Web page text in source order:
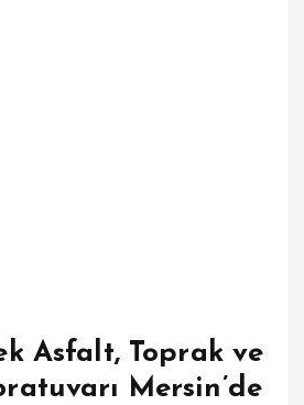
Asfalt, Toprak ve
Mersin’de